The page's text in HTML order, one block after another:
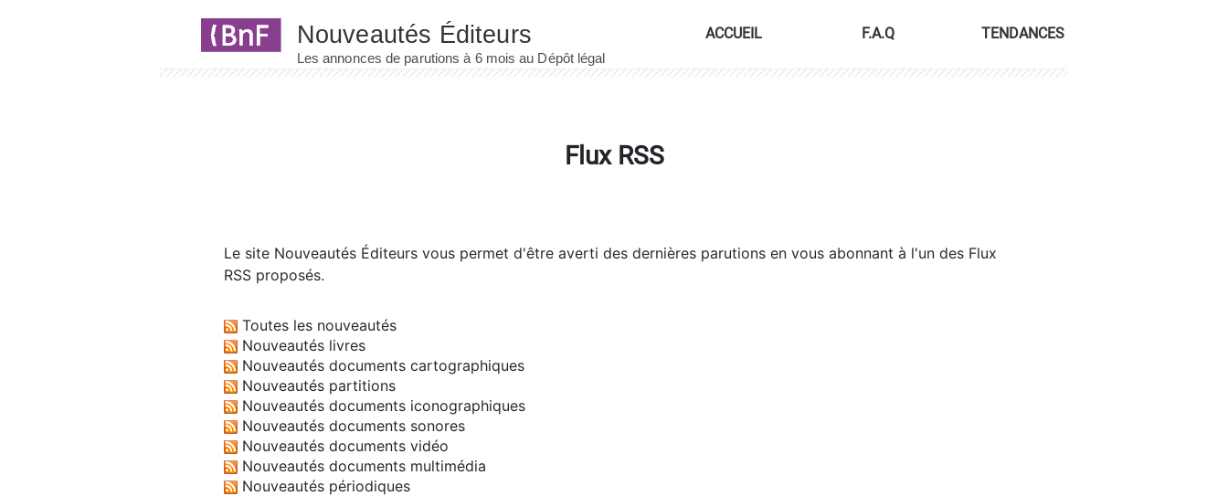
ACCUEIL F.A.Q TENDANCES
Flux RSS
Le site Nouveautés Éditeurs vous permet d'être averti des dernières parutions en vous abonnant à l'un des Flux
RSS proposés.
Toutes les nouveautés
Nouveautés livres
Nouveautés documents cartographiques
Nouveautés partitions
Nouveautés documents iconographiques
Nouveautés documents sonores
Nouveautés documents vidéo
Nouveautés documents multimédia
Nouveautés périodiques